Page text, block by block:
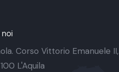
Corso Vittorio Emanuele II,
L'Aquila